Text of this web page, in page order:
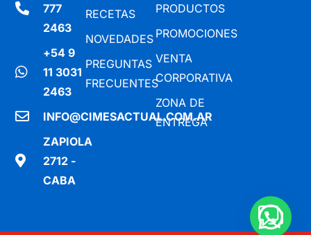
PRODUCTOS
PROMOCIONES
VENTA
CORPORATIVA
ZONA DE
ENTREGA
RECETAS
NOVEDADES
PREGUNTAS
FRECUENTES
777
2463
+54 9
11 3031
2463
INFO@CIMESACTUAL.COM.AR
ZAPIOLA
2712 -
CABA